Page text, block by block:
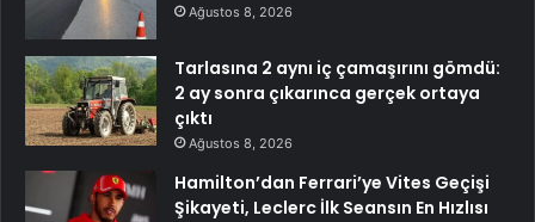
Ağustos 8, 2026
Tarlasına 2 aynı iç çamaşırını gömdü:
2 ay sonra çıkarınca gerçek ortaya
çıktı
Ağustos 8, 2026
Hamilton’dan Ferrari’ye Vites Geçişi
Şikayeti, Leclerc İlk Seansın En Hızlısı